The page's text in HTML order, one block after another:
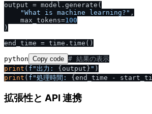
output = model.generate(
"What is machine learning?" ,
    max_tokens=
100
)
python Copy code # 結果の表示
print ( f"出力: {output} "
print ( f"処理時間: {end_time -
拡張性と API 連携